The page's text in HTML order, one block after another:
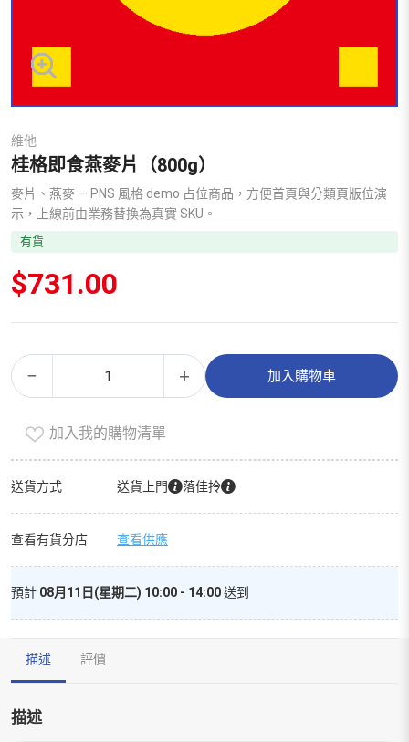
維他
桂格即食燕麥片（800g）
麥片、燕麥 — PNS 風格 demo 占位商品，方便首頁與分類頁版位演
示，上線前由業務替換為真實 SKU。
有貨
$731.00
−
桂
格
燕
麥
數
量
+ 加入購物車
Alternative:
加入我的購物清單
送貨方式 送貨上門 落佳拎
查看有貨分店 查看供應
預計 08月11日(星期二) 10:00 - 14:00送到
描述 評價
描述